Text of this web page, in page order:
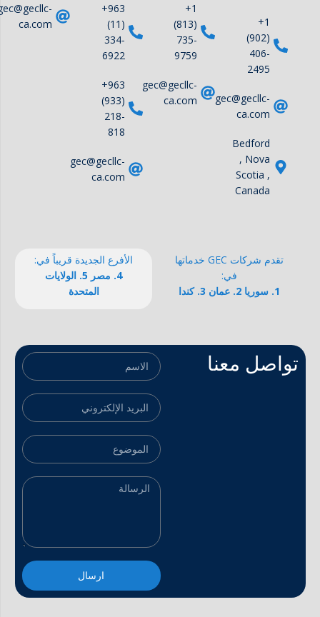
+1
(902)
406-
2495
gec@gecllc-
ca.com
Bedford
, Nova
Scotia ,
Canada
+1
(813)
735-
9759
gec@gecllc-
ca.com
+963
(11)
334-
6922
+963
(933)
218-
818
gec@gecllc-
ca.com
gec@gecllc-
ca.com
تقدم شركات GEC خدماتها
في:
1. سوريا 2. عمان 3. كندا
الأفرع الجديدة قريباً في:
4. مصر 5. الولايات
المتحدة
تواصل معنا
ارسال